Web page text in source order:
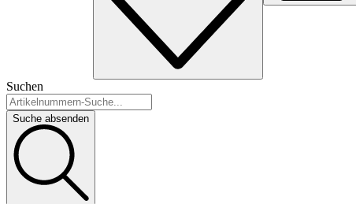
Suchen
Suche absenden